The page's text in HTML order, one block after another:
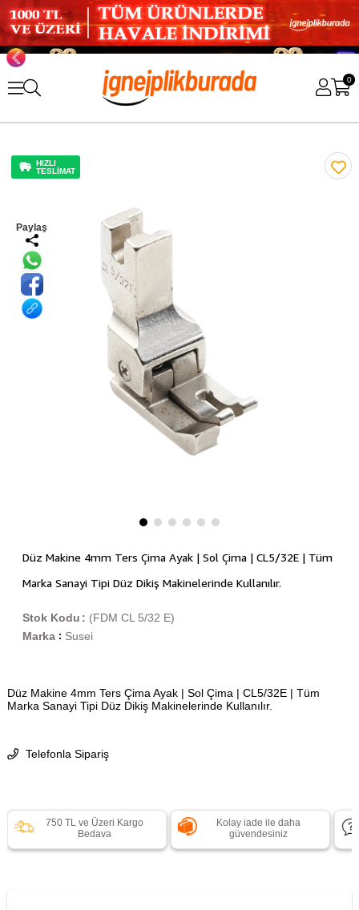
0
HIZLI
TESLİMAT
Paylaş
Düz Makine 4mm Ters Çima Ayak | Sol Çima | CL5/32E | Tüm
Marka Sanayi Tipi Düz Dikiş Makinelerinde Kullanılır.
(FDM CL 5/32 E)
Stok Kodu
Marka : Susei
Düz Makine 4mm Ters Çima Ayak | Sol Çima | CL5/32E | Tüm
Marka Sanayi Tipi Düz Dikiş Makinelerinde Kullanılır.
Telefonla Sipariş
750 TL ve Üzeri Kargo
Bedava
Kolay iade ile daha
güvendesiniz